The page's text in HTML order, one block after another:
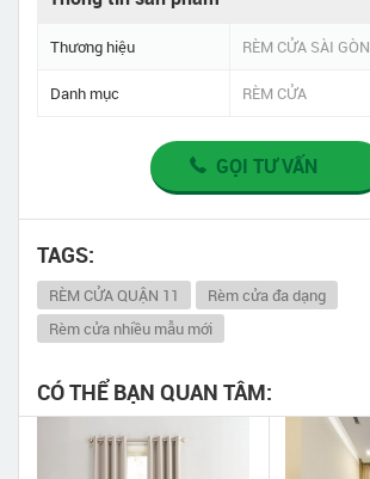
Thương hiệu RÈM CỬA SÀI GÒN
Danh mục RÈM CỬA
GỌI TƯ VẤN
TAGS:
RÈM CỬA QUẬN 11
Rèm cửa đa dạng
Rèm cửa nhiều mẫu mới
CÓ THỂ BẠN QUAN TÂM: